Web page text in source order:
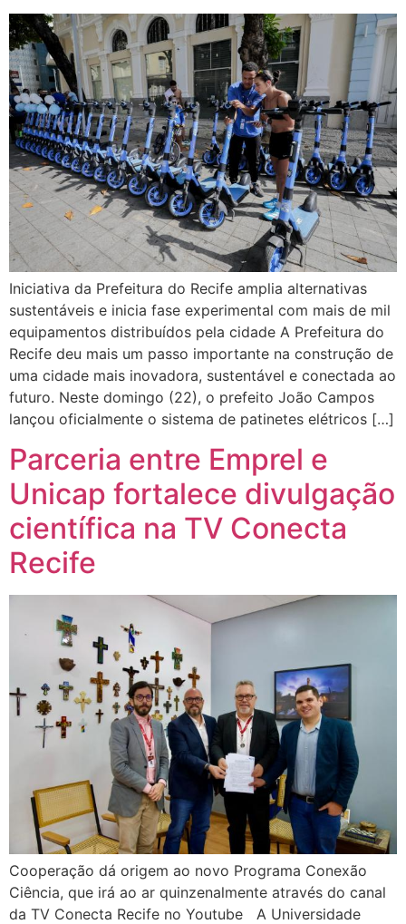
Iniciativa da Prefeitura do Recife amplia alternativas
sustentáveis e inicia fase experimental com mais de mil
equipamentos distribuídos pela cidade A Prefeitura do
Recife deu mais um passo importante na construção de
uma cidade mais inovadora, sustentável e conectada ao
futuro. Neste domingo (22), o prefeito João Campos
lançou oficialmente o sistema de patinetes elétricos […]
Parceria entre Emprel e
Unicap fortalece divulgação
científica na TV Conecta
Recife
Cooperação dá origem ao novo Programa Conexão
Ciência, que irá ao ar quinzenalmente através do canal
da TV Conecta Recife no Youtube A Universidade